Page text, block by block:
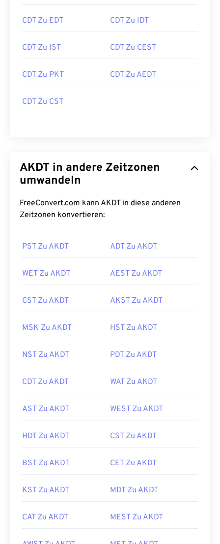
CDT Zu EDT CDT Zu IDT
CDT Zu IST CDT Zu CEST
CDT Zu PKT CDT Zu AEDT
CDT Zu CST
AKDT in andere Zeitzonen
umwandeln
FreeConvert.com kann AKDT in diese anderen
Zeitzonen konvertieren:
PST Zu AKDT ADT Zu AKDT
WET Zu AKDT AEST Zu AKDT
CST Zu AKDT AKST Zu AKDT
MSK Zu AKDT HST Zu AKDT
NST Zu AKDT PDT Zu AKDT
CDT Zu AKDT WAT Zu AKDT
AST Zu AKDT WEST Zu AKDT
HDT Zu AKDT CST Zu AKDT
BST Zu AKDT CET Zu AKDT
KST Zu AKDT MDT Zu AKDT
CAT Zu AKDT MEST Zu AKDT